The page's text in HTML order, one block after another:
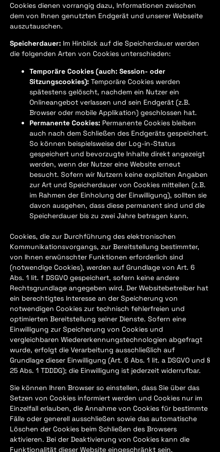
Cookies dienen vorrangig dazu, Informationen zwischen
dem von Ihnen genutzten Endgerät und unserer Webseite
auszutauschen.
Speicherdauer: Im Hinblick auf die Speicherdauer werden
die folgenden Arten von Cookies unterschieden:
Temporäre Cookies (auch: Session- oder
Sitzungscookies): Temporäre Cookies werden
spätestens gelöscht, nachdem ein Nutzer ein
Onlineangebot verlassen und sein Endgerät (z.B.
Browser oder mobile Applikation) geschlossen hat.
Permanente Cookies: Permanente Cookies bleiben
auch nach dem Schließen des Endgeräts gespeichert.
So können beispielsweise der Log-in-Status
gespeichert und bevorzugte Inhalte direkt angezeigt
werden, wenn der Nutzer eine Website erneut
besucht. Sofern wir Nutzern keine expliziten Angaben
zur Art und Speicherdauer von Cookies mitteilen (z.B.
im Rahmen der Einholung der Einwilligung), sollten sie
davon ausgehen, dass diese permanent sind und die
Speicherdauer bis zu zwei Jahre betragen kann.
Cookies, die zur Durchführung des elektronischen
Kommunikationsvorgangs, zur Bereitstellung bestimmter,
von Ihnen erwünschter Funktionen erforderlich sind
(notwendige Cookies), werden auf Grundlage von Art. 6
Abs. 1 lit. f DSGVO gespeichert, sofern keine andere
Rechtsgrundlage angegeben wird. Der Websitebetreiber hat
ein berechtigtes Interesse an der Speicherung von
notwendigen Cookies zur technisch fehlerfreien und
optimierten Bereitstellung seiner Dienste. Sofern eine
Einwilligung zur Speicherung von Cookies und
vergleichbaren Wiedererkennungstechnologien abgefragt
wurde, erfolgt die Verarbeitung ausschließlich auf
Grundlage dieser Einwilligung (Art. 6 Abs. 1 lit. a DSGVO und §
25 Abs. 1 TDDDG); die Einwilligung ist jederzeit widerrufbar.
Sie können Ihren Browser so einstellen, dass Sie über das
Setzen von Cookies informiert werden und Cookies nur im
Einzelfall erlauben, die Annahme von Cookies für bestimmte
Fälle oder generell ausschließen sowie das automatische
Löschen der Cookies beim Schließen des Browsers
aktivieren. Bei der Deaktivierung von Cookies kann die
Funktionalität dieser Website eingeschränkt sein.